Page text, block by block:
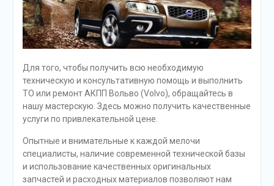
Для того, чтобы получить всю необходимую
техническую и консультативную помощь и выполнить
ТО или ремонт АКПП Вольво (Volvo), обращайтесь в
нашу мастерскую. Здесь можно получить качественные
услуги по привлекательной цене.
Опытные и внимательные к каждой мелочи
специалисты, наличие современной технической базы
и использование качественных оригинальных
запчастей и расходных материалов позволяют нам